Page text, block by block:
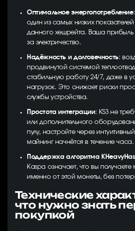
Оптимальное энергопотребление
один из самых низких
данного хешрейта. Ваша прибыль
за электричество.
Надёжность и долговечность:
продвинутой системой
стабильную работу 24/7, даже в
нагрузок. Это снижает риски
службы устройства.
Простота интеграции: KS3 не
или дополнительного
пулу, настройте через
майнинг начнётся в течение часа.
Поддержка алгоритма
Kaspa означает, что вы
именно от этой монеты, без
Технические
что нужно знать
покупкой